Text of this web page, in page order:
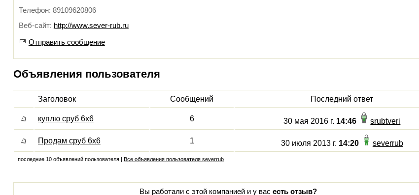
Телефон: 89109620806
Веб-сайт: http://www.sever-rub.ru
Отправить сообщение
Объявления пользователя
Заголовок Сообщений Последний ответ
куплю сруб 6х6 6 30 мая 2016 г. 14:46 srubtveri
Продам сруб 6х6 1 30 июля 2013 г. 14:20 severrub
последние 10 объявлений пользователя | Все объявления пользователя severrub
Вы работали с этой компанией и у вас есть отзыв?